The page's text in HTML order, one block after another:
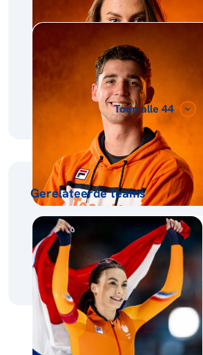
Toon alle 44
Gerelateerde teams